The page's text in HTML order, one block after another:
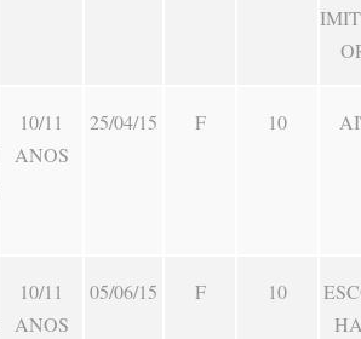
10/11
ANOS
25/04/15 F 10
10/11
ANOS
05/06/15 F 10